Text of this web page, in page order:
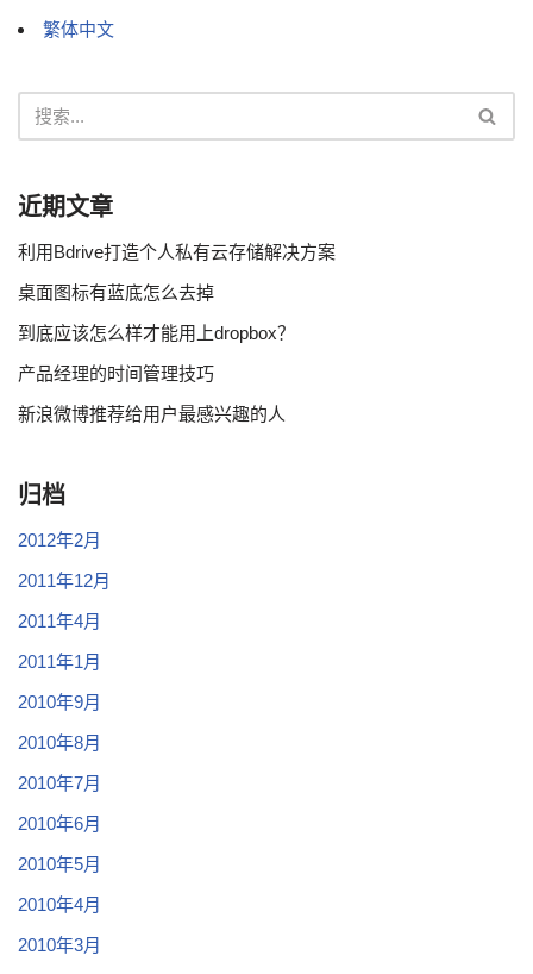
繁体中文
近期文章
利用Bdrive打造个人私有云存储解决方案
桌面图标有蓝底怎么去掉
到底应该怎么样才能用上dropbox？
产品经理的时间管理技巧
新浪微博推荐给用户最感兴趣的人
归档
2012年2月
2011年12月
2011年4月
2011年1月
2010年9月
2010年8月
2010年7月
2010年6月
2010年5月
2010年4月
2010年3月